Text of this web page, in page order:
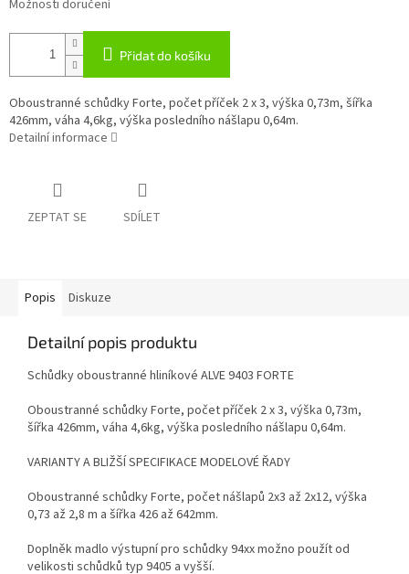
Možnosti doručení
Přidat do košíku
Oboustranné schůdky Forte, počet příček 2 x 3, výška 0,73m, šířka
426mm, váha 4,6kg, výška posledního nášlapu 0,64m.
Detailní informace
ZEPTAT SE SDÍLET
Popis Diskuze
Detailní popis produktu
Schůdky oboustranné hliníkové ALVE 9403 FORTE
Oboustranné schůdky Forte, počet příček 2 x 3, výška 0,73m,
šířka 426mm, váha 4,6kg, výška posledního nášlapu 0,64m.
VARIANTY A BLIŽŠÍ SPECIFIKACE MODELOVÉ ŘADY
Oboustranné schůdky Forte, počet nášlapů 2x3 až 2x12, výška
0,73 až 2,8 m a šířka 426 až 642mm.
Doplněk madlo výstupní pro schůdky 94xx možno použít od
velikosti schůdků typ 9405 a vyšší.